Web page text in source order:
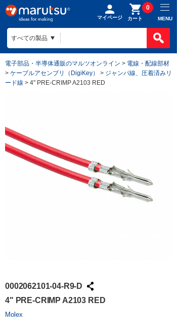
マイページ カート
0
MENU
電子部品・半導体通販のマルツオンライン > 電線・配線部材
> ケーブルアセンブリ（DigiKey） > ジャンパ線、圧着済みリ
ード線 > 4" PRE-CRIMP A2103 RED
0002062101-04-R9-D
4" PRE-CRIMP A2103 RED
Molex